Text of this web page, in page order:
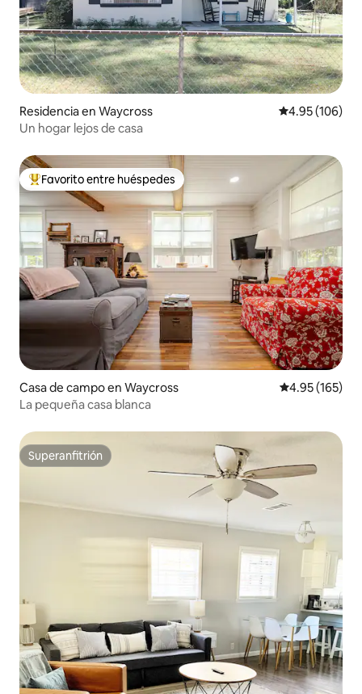
Residencia en Waycross Calificación
4.95 (106)
Un hogar lejos de casa
De los mejores en Favorito entre huéspedes
Favorito entre huéspedes
Casa de campo en Waycross Calificación
4.95 (165)
La pequeña casa blanca
Superanfitrión
Superanfitrión